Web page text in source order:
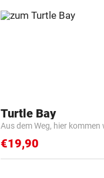
Turtle Bay
Aus dem Weg, hier kommen
€19,90